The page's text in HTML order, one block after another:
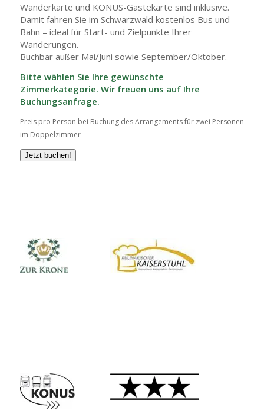
Wanderkarte und KONUS-Gästekarte sind inklusive.
Damit fahren Sie im Schwarzwald kostenlos Bus und
Bahn – ideal für Start- und Zielpunkte Ihrer
Wanderungen.
Buchbar außer Mai/Juni sowie September/Oktober.
Bitte wählen Sie Ihre gewünschte
Zimmerkategorie. Wir freuen uns auf Ihre
Buchungsanfrage.
Preis pro Person bei Buchung des Arrangements für zwei Personen
im Doppelzimmer
Jetzt buchen!